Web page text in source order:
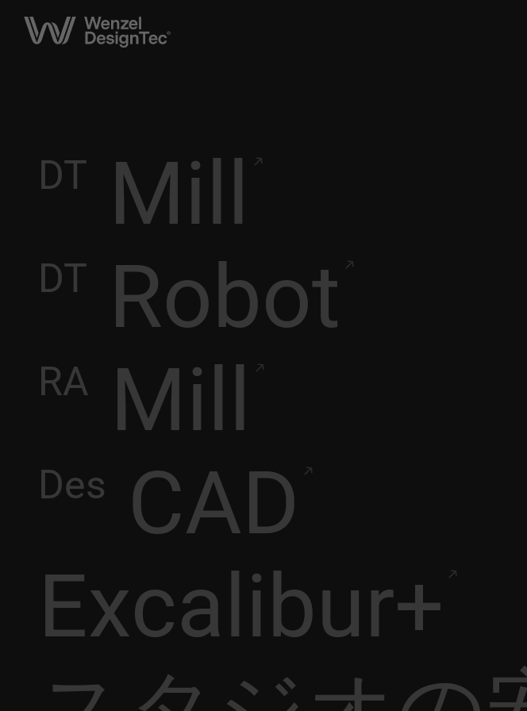
DT Mill
DT Robot
RA Mill
Des
CAD
Excalibur+